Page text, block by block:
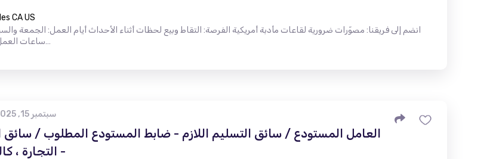
CA US
انضم إلى فريقنا: مصوّرات ضرورية لقاعات مأدبة أمريكية الفرصة: التقاط وبيع لحظات أثناء الأحداث أيام العمل: الجمعة
ساعات العمل: 5: 00-1…
سبتمبر 15, 2025, 5:07 م
العامل المستودع / سائق التسليم اللازم - ضابط المستودع المطلوب /
- التجارة ،